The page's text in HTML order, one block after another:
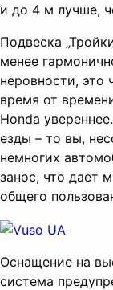
и до 4 м лучше,
Подвеска
менее
неровности, это
время от
Honda
езды – то вы,
немногих
занос, что дает
общего
Оснащение на
система